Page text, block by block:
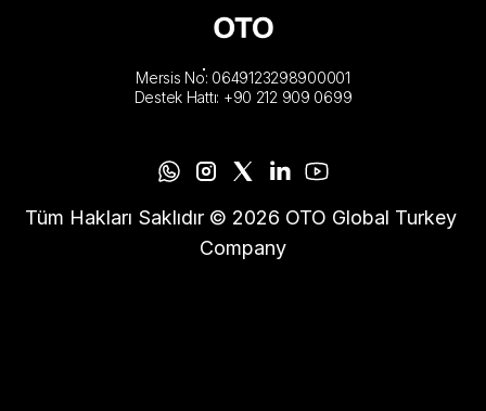
Mersis No: 0649123298900001
Destek Hattı: +90 212 909 0699
Tüm Hakları Saklıdır © 2026 OTO Global Turkey
Company